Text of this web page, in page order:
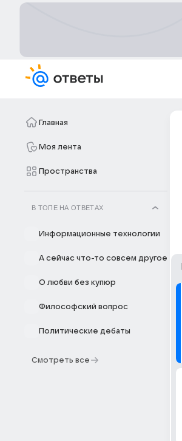
Главная
Моя лента
Пространства
В ТОПЕ НА ОТВЕТАХ
Информационные технологии
А сейчас что-то совсем другое
О любви без купюр
Философский вопрос
Политические дебаты
Смотреть все